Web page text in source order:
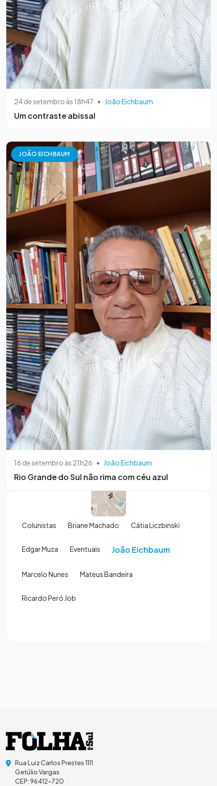
24 de setembro às 18h47 • João Eichbaum
Um contraste abissal
JOÃO EICHBAUM
16 de setembro às 21h26 • João Eichbaum
Rio Grande do Sul não rima com céu azul
Colunistas Briane Machado Cátia Liczbinski
Edgar Muza Eventuais João Eichbaum
Marcelo Nunes Mateus Bandeira
Ricardo Peró Job
Rua Luiz Carlos Prestes 1111
Getúlio Vargas
CEP: 96412-720